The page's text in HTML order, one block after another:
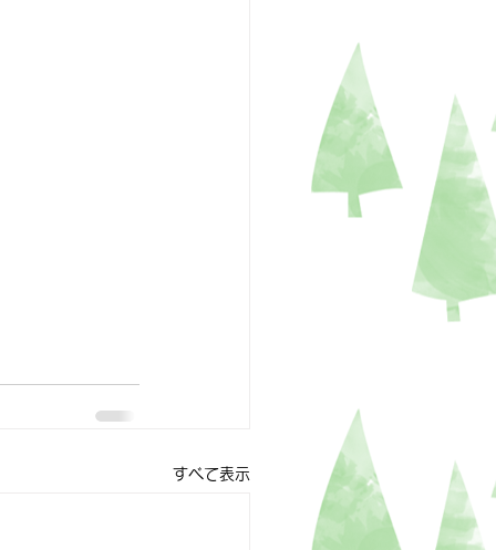
すべて表示